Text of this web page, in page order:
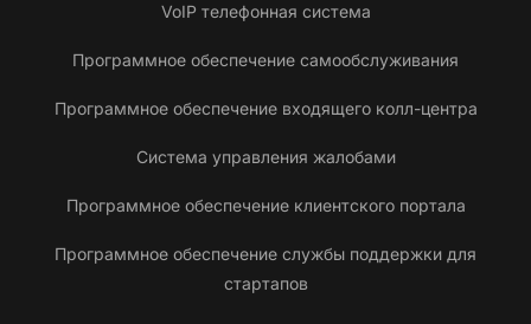
VoIP телефонная система
Программное обеспечение самообслуживания
Программное обеспечение входящего колл-центра
Система управления жалобами
Программное обеспечение клиентского портала
Программное обеспечение службы поддержки для
стартапов